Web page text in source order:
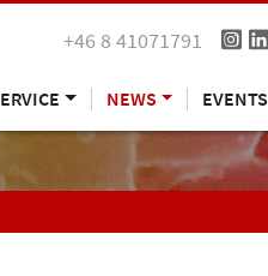
+46 8 41071791
NEWS EVENTS